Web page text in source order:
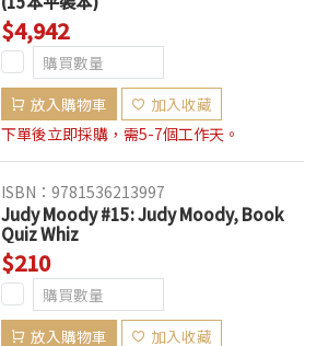
$4,942
放入購物車
加入收藏
下單後立即採購，需5-7個工作天。
ISBN：9781536213997
Judy Moody #15: Judy Moody, Book
Quiz Whiz
$210
放入購物車 加入收藏